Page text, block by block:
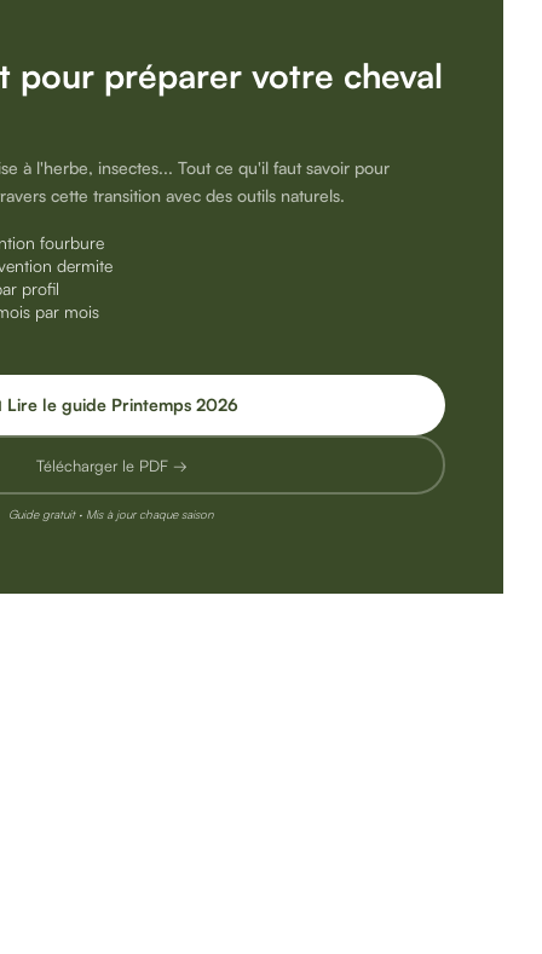
pour préparer votre cheval
à l'herbe, insectes... Tout ce qu'il faut savoir pour
cette transition avec des outils naturels.
fourbure
dermite
profil
par mois
Lire le guide Printemps 2026
Télécharger le PDF →
Guide gratuit · Mis à jour chaque saison